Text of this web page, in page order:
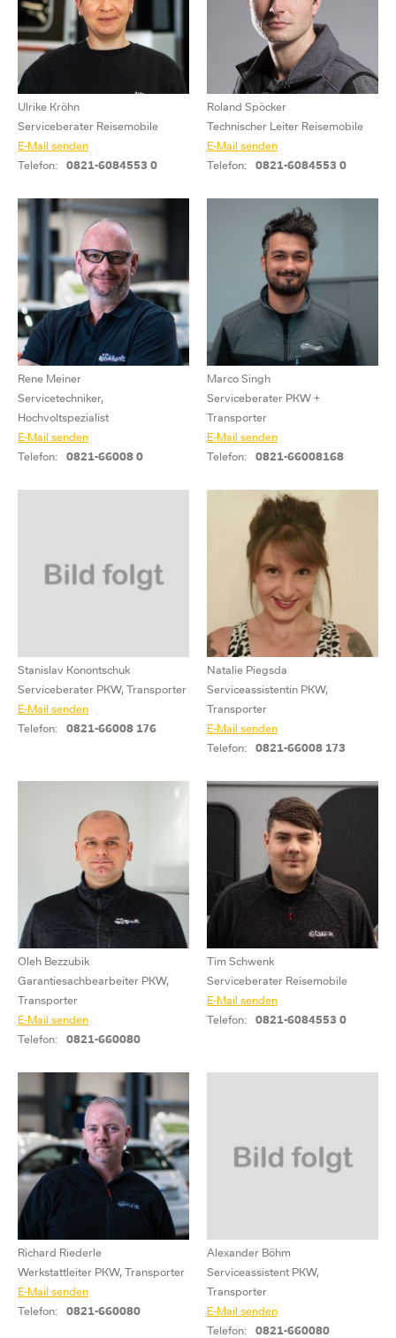
Ulrike Kröhn
Serviceberater Reisemobile
E-Mail senden
Telefon:
0821-6084553 0
Roland Spöcker
Technischer Leiter Reisemobile
E-Mail senden
Telefon:
0821-6084553 0
Rene Meiner
Servicetechniker,
Hochvoltspezialist
E-Mail senden
Telefon:
0821-66008 0
Marco Singh
Serviceberater PKW +
Transporter
E-Mail senden
Telefon:
0821-66008168
Stanislav Konontschuk
Serviceberater PKW, Transporter
E-Mail senden
Telefon:
0821-66008 176
Natalie Piegsda
Serviceassistentin PKW,
Transporter
E-Mail senden
Telefon:
0821-66008 173
Oleh Bezzubik
Garantiesachbearbeiter PKW,
Transporter
E-Mail senden
Telefon:
0821-660080
Tim Schwenk
Serviceberater Reisemobile
E-Mail senden
Telefon:
0821-6084553 0
Richard Riederle
Werkstattleiter PKW, Transporter
E-Mail senden
Telefon:
0821-660080
Alexander Böhm
Serviceassistent PKW,
Transporter
E-Mail senden
Telefon:
0821-660080